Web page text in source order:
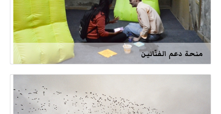
منحة دعم الفنّانين